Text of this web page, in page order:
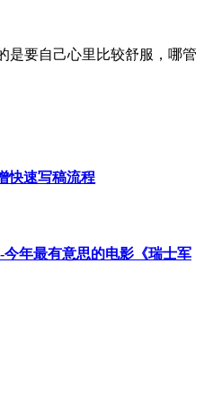
是要自己心里比较舒服，哪管
快速写稿流程
年最有意思的电影《瑞士军